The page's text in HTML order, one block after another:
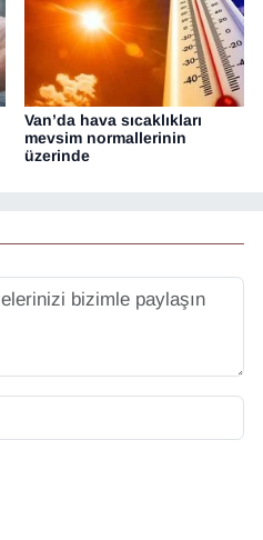
Van’da hava sıcaklıkları
mevsim normallerinin
üzerinde